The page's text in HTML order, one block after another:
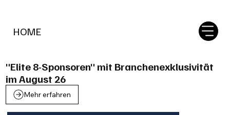
HOME
"Elite 8-Sponsoren" mit Branchenexklusivität
im August 26
Mehr erfahren